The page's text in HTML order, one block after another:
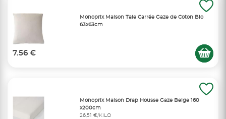
Monoprix Maison Taie Carrée Gaze de Coton Bio
63x63cm
7.56 €
Monoprix Maison Drap Housse Gaze Beige 160
x200cm
26,51 €/KILO